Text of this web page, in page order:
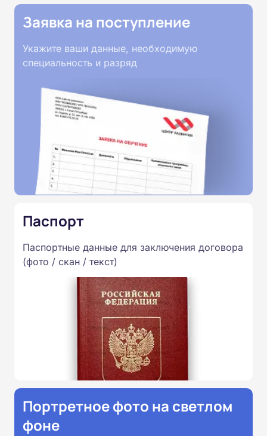
Заявка на поступление
Укажите ваши данные, необходимую
специальность и разряд
Паспорт
Паспортные данные для заключения договора
(фото / скан / текст)
Портретное фото на светлом
фоне